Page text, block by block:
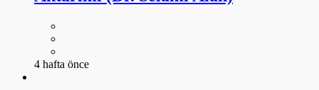
4 hafta önce